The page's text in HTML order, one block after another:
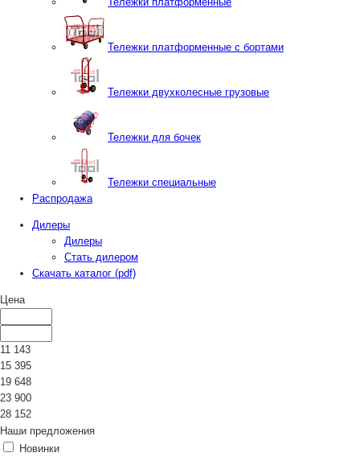
Тележки платформенные с бортами
Тележки двухколесные грузовые
Тележки для бочек
Тележки специальные
Распродажа
Дилеры
Дилеры
Стать дилером
Скачать каталог (pdf)
Цена
11 143
15 395
19 648
23 900
28 152
Наши предложения
Новинки